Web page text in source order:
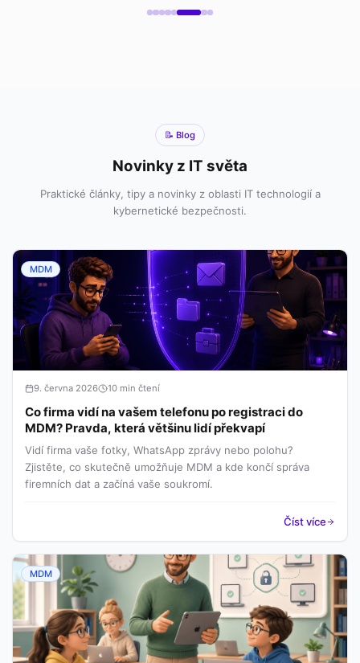
📝 Blog
Novinky z IT světa
Praktické články, tipy a novinky z oblasti IT technologií a
kybernetické bezpečnosti.
MDM
9. června 2026 10 min čtení
Co firma vidí na vašem telefonu po registraci do
MDM? Pravda, která většinu lidí překvapí
Vidí firma vaše fotky, WhatsApp zprávy nebo polohu?
Zjistěte, co skutečně umožňuje MDM a kde končí správa
firemních dat a začíná vaše soukromí.
Číst více
MDM